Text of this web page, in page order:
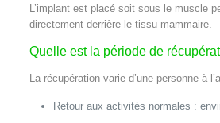
L’implant est placé soit sous le muscle
directement derrière le tissu mammaire.
Quelle est la période de
La récupération varie d’une personne à
Retour aux activités normales :